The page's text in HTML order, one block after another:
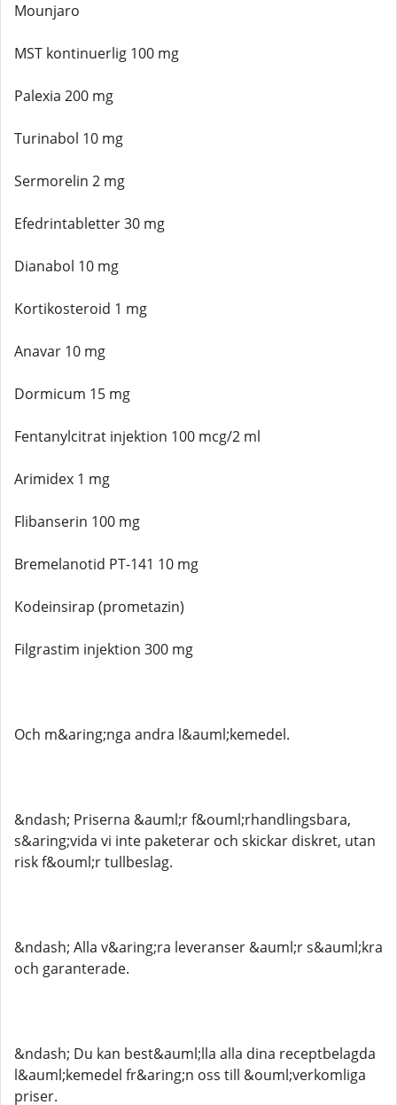
Mounjaro
MST kontinuerlig 100 mg
Palexia 200 mg
Turinabol 10 mg
Sermorelin 2 mg
Efedrintabletter 30 mg
Dianabol 10 mg
Kortikosteroid 1 mg
Anavar 10 mg
Dormicum 15 mg
Fentanylcitrat injektion 100 mcg/2 ml
Arimidex 1 mg
Flibanserin 100 mg
Bremelanotid PT-141 10 mg
Kodeinsirap (prometazin)
Filgrastim injektion 300 mg
Och m&aring;nga andra l&auml;kemedel.
&ndash; Priserna &auml;r f&ouml;rhandlingsbara,
s&aring;vida vi inte paketerar och skickar diskret, utan
risk f&ouml;r tullbeslag.
&ndash; Alla v&aring;ra leveranser &auml;r s&auml;kra
och garanterade.
&ndash; Du kan best&auml;lla alla dina receptbelagda
l&auml;kemedel fr&aring;n oss till &ouml;verkomliga
priser.